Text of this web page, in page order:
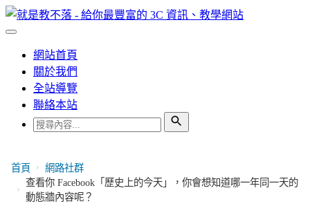
網站首頁
關於我們
全站導覽
聯絡本站
首頁 › 網路社群
›
查看你 Facebook「歷史上的今天」，你會想知道哪一年同一天的
動態牆內容呢？